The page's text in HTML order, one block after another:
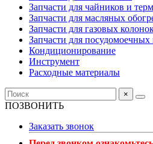
Запчасти для чайников и
Запчасти для масляных
Запчасти для газовых
Запчасти для
Кондиционирование
Инструмент
Расходные материалы
×
ПОЗВОНИТЬ
Заказать звонок